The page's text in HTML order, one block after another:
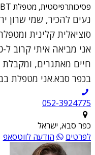
פסיכותרפיסטית, מטפלת CBT
נעים להכיר, שמי שרון
חיים מאתגרים, ומקבלת
בכפר סבא.אני מטפלת
052-3924775
כפר סבא, ישראל
לפרטים
הודעה לווטסאפ